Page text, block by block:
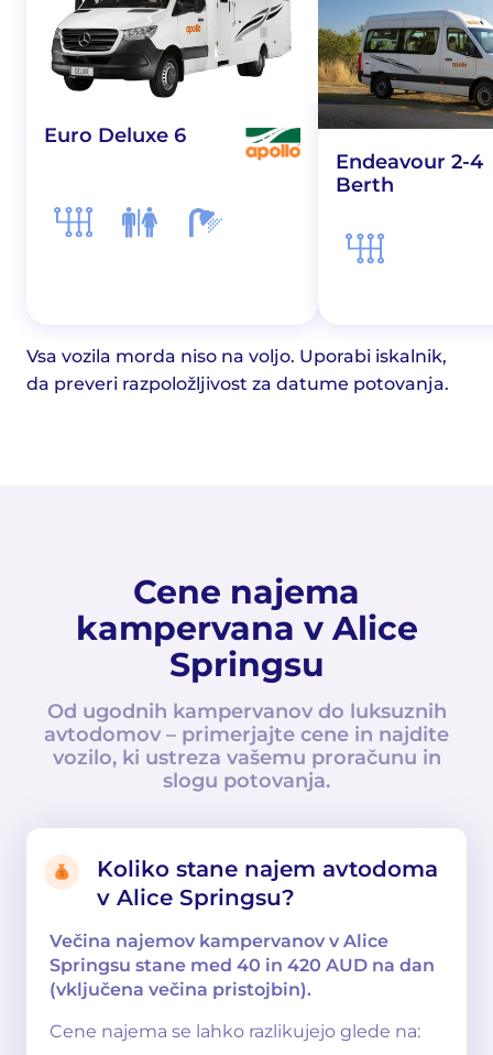
Euro Deluxe 6
Endeavour 2-4
Berth
Vsa vozila morda niso na voljo. Uporabi iskalnik,
da preveri razpoložljivost za datume potovanja.
Cene najema
kampervana v Alice
Springsu
Od ugodnih kampervanov do luksuznih
avtodomov – primerjajte cene in najdite
vozilo, ki ustreza vašemu proračunu in
slogu potovanja.
Koliko stane najem avtodoma
v Alice Springsu?
Večina najemov kampervanov v Alice
Springsu stane med 40 in 420 AUD na dan
(vključena večina pristojbin).
Cene najema se lahko razlikujejo glede na: